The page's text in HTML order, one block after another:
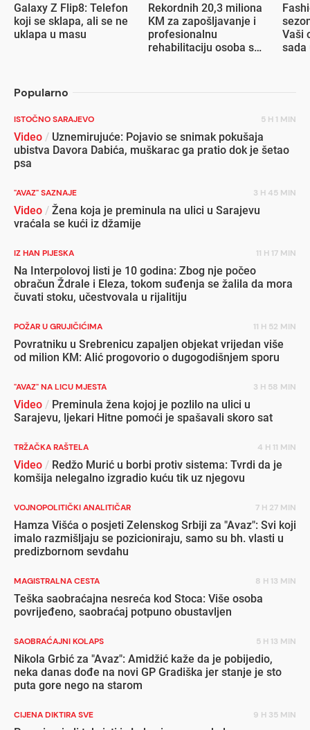
Galaxy Z Flip8: Telefon
koji se sklapa, ali se ne
uklapa u masu
Rekordnih 20,3 miliona
KM za zapošljavanje i
profesionalnu
rehabilitaciju osoba s
Vaši
sada
Popularno
ISTOČNO SARAJEVO 5 H 1 MIN
Video / Uznemirujuće: Pojavio se snimak pokušaja
ubistva Davora Dabića, muškarac ga pratio dok je šetao
psa
"AVAZ" SAZNAJE 3 H 45 MIN
Video / Žena koja je preminula na ulici u Sarajevu
vraćala se kući iz džamije
IZ HAN PIJESKA 11 H 17 MIN
Na Interpolovoj listi je 10 godina: Zbog nje počeo
obračun Ždrale i Eleza, tokom suđenja se žalila da mora
čuvati stoku, učestvovala u rijalitiju
POŽAR U GRUJIČIĆIMA 11 H 52 MIN
Povratniku u Srebrenicu zapaljen objekat vrijedan više
od milion KM: Alić progovorio o dugogodišnjem sporu
"AVAZ" NA LICU MJESTA 3 H 58 MIN
Video / Preminula žena kojoj je pozlilo na ulici u
Sarajevu, ljekari Hitne pomoći je spašavali skoro sat
TRŽAČKA RAŠTELA 4 H 11 MIN
Video / Redžo Murić u borbi protiv sistema: Tvrdi da je
komšija nelegalno izgradio kuću tik uz njegovu
VOJNOPOLITIČKI ANALITIČAR 7 H 27 MIN
Hamza Višća o posjeti Zelenskog Srbiji za "Avaz": Svi koji
imalo razmišljaju se pozicioniraju, samo su bh. vlasti u
predizbornom sevdahu
MAGISTRALNA CESTA 8 H 13 MIN
Teška saobraćajna nesreća kod Stoca: Više osoba
povrijeđeno, saobraćaj potpuno obustavljen
SAOBRAĆAJNI KOLAPS 5 H 13 MIN
Nikola Grbić za "Avaz": Amidžić kaže da je pobijedio,
neka danas dođe na novi GP Gradiška jer stanje je sto
puta gore nego na starom
CIJENA DIKTIRA SVE 9 H 35 MIN